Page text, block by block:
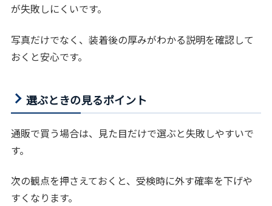
が失敗しにくいです。
写真だけでなく、装着後の厚みがわかる説明を確認して
おくと安心です。
選ぶときの見るポイント
通販で買う場合は、見た目だけで選ぶと失敗しやすいで
す。
次の観点を押さえておくと、受検時に外す確率を下げや
すくなります。